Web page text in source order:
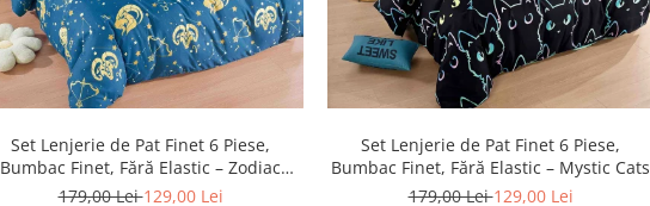
Set Lenjerie de Pat Finet 6 Piese,
Bumbac Finet, Fără Elastic – Zodiac
Dreams
179,00 Lei129,00 Lei
Set Lenjerie de Pat Finet 6 Piese,
Bumbac Finet, Fără Elastic – Mystic Cats
179,00 Lei129,00 Lei